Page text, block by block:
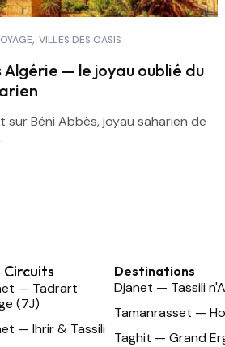
VILLES DES OASIS
Algérie — le joyau oublié du
sur Béni Abbès, joyau saharien de
Circuits
— Tadrart
(7J)
— Ihrir & Tassili
Destinations
Djanet — Tassili
Tamanrasset —
Taghit — Grand